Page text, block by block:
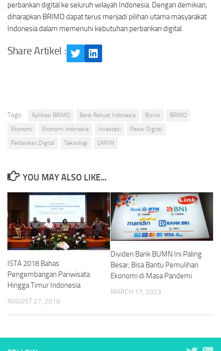
perbankan digital ke seluruh wilayah Indonesia. Dengan demikian,
diharapkan BRIMO dapat terus menjadi pilihan utama masyarakat
Indonesia dalam memenuhi kebutuhan perbankan digital.
Share Artikel :
TwitterLinkedIn
Tags: Aplikasi BRIMO Bank Rakyat Indonesia Bisnis
BRIMO
Ekonomi
Ekonomi Indonesia Investasi
Pasar Digital
Perbankan Digital
Teknologi UMKM
YOU MAY ALSO LIKE...
ISTA 2018 Bahas
Pengembangan Pariwisata
Hingga Timur Indonesia
AUGUST 27, 2018
Dividen Bank BUMN Ini Paling
Besar, Bisa Bantu Pemulihan
Ekonomi di Masa Pandemi
MARCH 17, 2023